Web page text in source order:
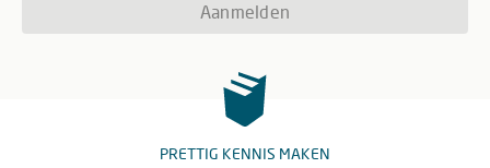
Aanmelden
PRETTIG KENNIS MAKEN